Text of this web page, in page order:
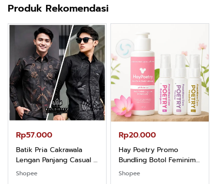
Produk Rekomendasi
Rp57.000
Batik Pria Cakrawala
Lengan Panjang Casual -
Kemeja Batik Pria
Shopee
Rp20.000
Hay Poetry Promo
Bundling Botol Feminim
Care Perawatan
Shopee